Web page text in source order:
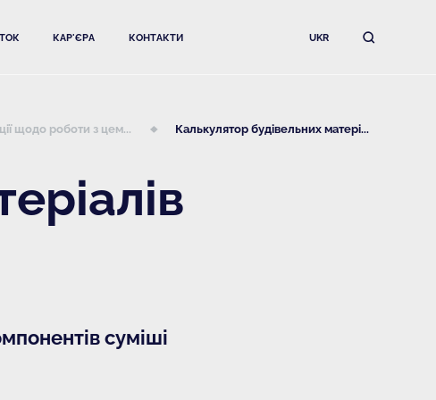
КАР'ЄРА КОНТАКТИ UKR
щодо роботи з цем... Калькулятор будівельних матері...
суміші